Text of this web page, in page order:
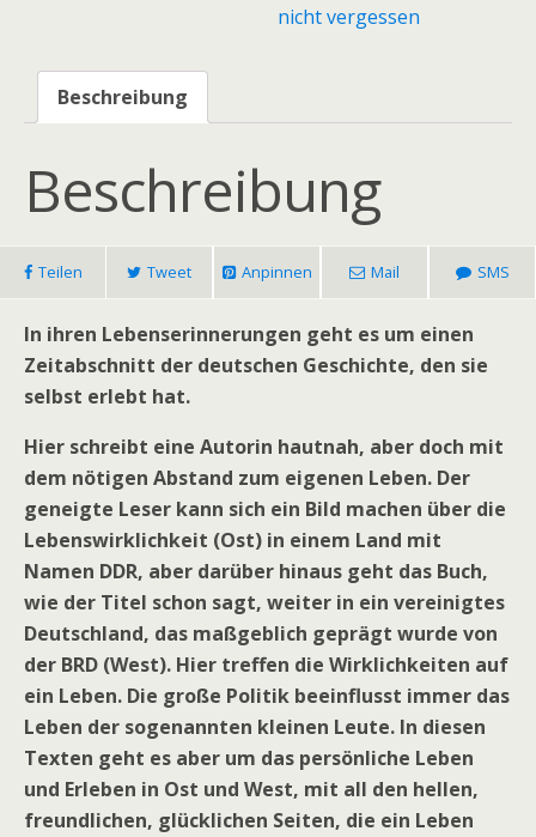
nicht vergessen
Beschreibung
Beschreibung
Teilen Tweet Anpinnen Mail SMS
In ihren Lebenserinnerungen geht es um einen
Zeitabschnitt der deutschen Geschichte, den sie
selbst erlebt hat.
Hier schreibt eine Autorin hautnah, aber doch mit
dem nötigen Abstand zum eigenen Leben. Der
geneigte Leser kann sich ein Bild machen über die
Lebenswirklichkeit (Ost) in einem Land mit
Namen DDR, aber darüber hinaus geht das Buch,
wie der Titel schon sagt, weiter in ein vereinigtes
Deutschland, das maßgeblich geprägt wurde von
der BRD (West). Hier treffen die Wirklichkeiten auf
ein Leben. Die große Politik beeinflusst immer das
Leben der sogenannten kleinen Leute. In diesen
Texten geht es aber um das persönliche Leben
und Erleben in Ost und West, mit all den hellen,
freundlichen, glücklichen Seiten, die ein Leben